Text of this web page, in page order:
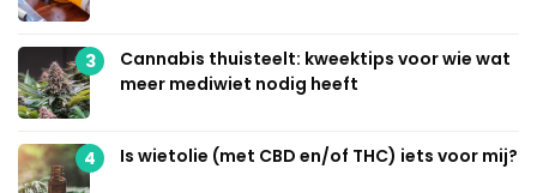
3
Cannabis thuisteelt: kweektips voor wie wat
meer mediwiet nodig heeft
4 Is wietolie (met CBD en/of THC) iets voor mij?